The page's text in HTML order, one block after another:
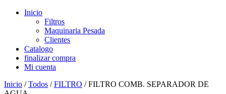
Inicio
Filtros
Maquinaria Pesada
Clientes
Catalogo
finalizar compra
Mi cuenta
Inicio /Todos /FILTRO / FILTRO COMB. SEPARADOR DE